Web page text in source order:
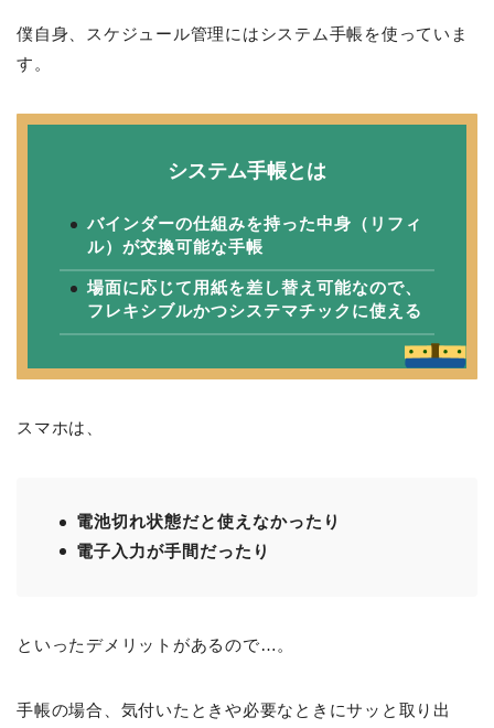
僕自身、スケジュール管理にはシステム手帳を使っていま
す。
システム手帳とは
バインダーの仕組みを持った中身（リフィ
ル）が交換可能な手帳
場面に応じて用紙を差し替え可能なので、
フレキシブルかつシステマチックに使える
スマホは、
電池切れ状態だと使えなかったり
電子入力が手間だったり
といったデメリットがあるので…。
手帳の場合、気付いたときや必要なときにサッと取り出